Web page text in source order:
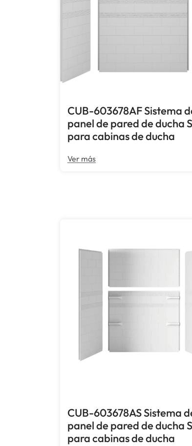
CUB-603678AF Sistema
panel de pared de ducha
para cabinas de ducha
Ver más
CUB-603678AS Sistema
panel de pared de ducha
para cabinas de ducha